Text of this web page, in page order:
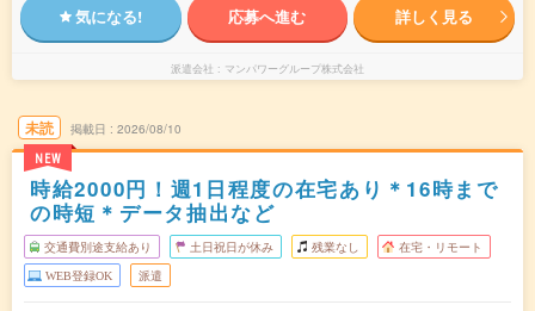
気になる! 応募へ進む 詳しく見る
派遣会社 マンパワーグループ株式会社
未読
NEW
掲載日 2026/08/10
時給2000円！週1日程度の在宅あり＊16時まで
の時短＊データ抽出など
交通費別途支給あり 土日祝日が休み 残業なし 在宅・リモート
WEB登録OK 派遣